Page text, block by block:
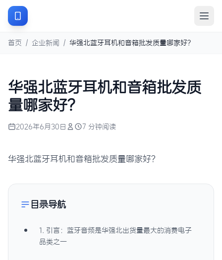
首页 / 企业新闻 / 华强北蓝牙耳机和音箱批发质量哪家好？
华强北蓝牙耳机和音箱批发质
量哪家好？
2026年6月30日 7 分钟阅读
华强北蓝牙耳机和音箱批发质量哪家好？
目录导航
1. 引言：蓝牙音频是华强北出货量最大的消费电子
品类之一